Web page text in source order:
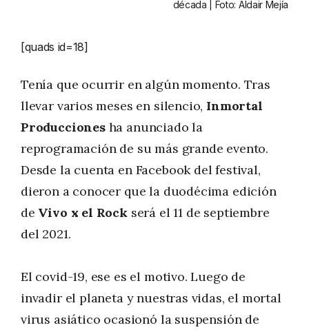
década | Foto: Aldair Mejía
[quads id=18]
Tenía que ocurrir en algún momento. Tras
llevar varios meses en silencio, Inmortal
Produccionesha anunciado la
reprogramación de su más grande evento.
Desde la cuenta en Facebook del festival,
dieron a conocer que la duodécima edición
de Vivo x el Rockserá el 11 de septiembre
del 2021.
El covid-19, ese es el motivo. Luego de
invadir el planeta y nuestras vidas, el mortal
virus asiático ocasionó la suspensión de